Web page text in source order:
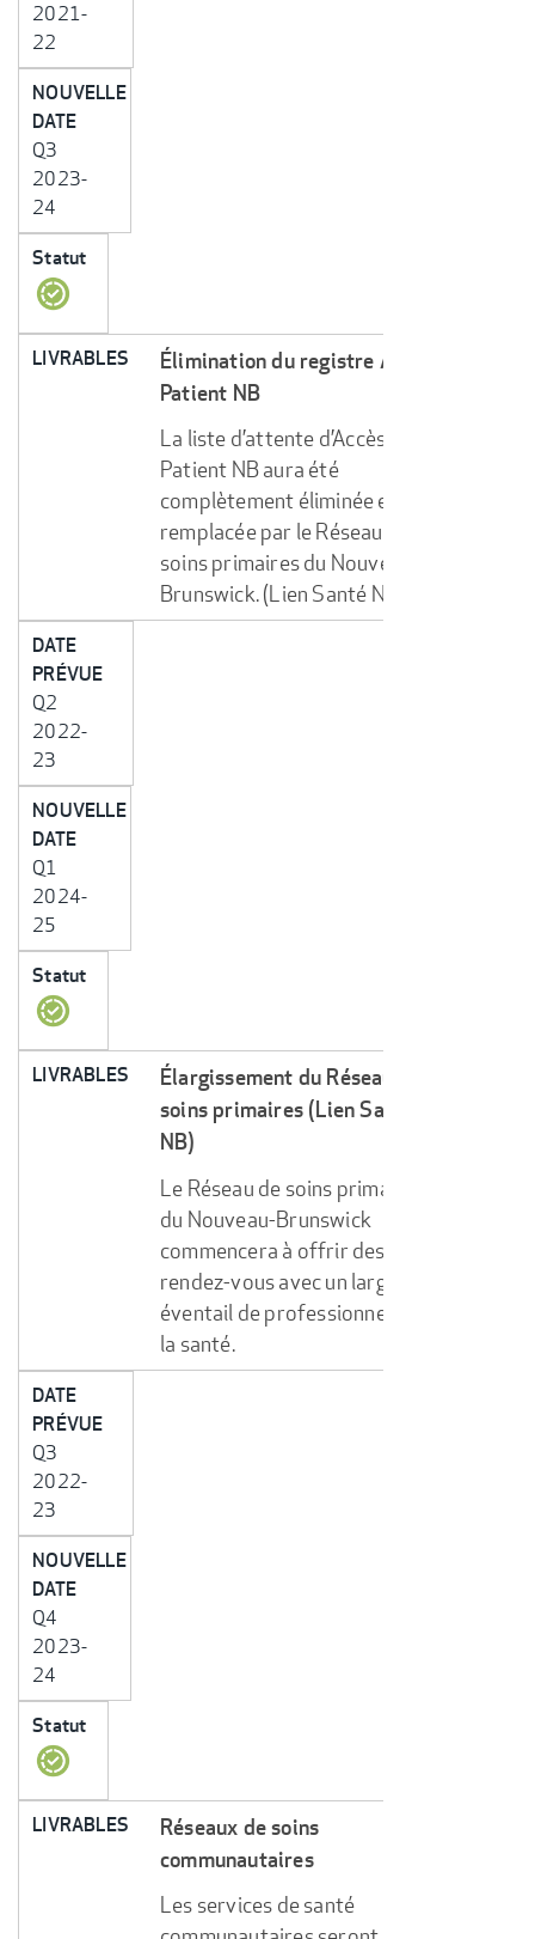
2021-
22
NOUVELLE
DATE
Q3
2023-
24
Statut
LIVRABLES
Élimination du registre Accès
Patient NB
La liste d’attente d’Accès
Patient NB aura été
complètement éliminée et
remplacée par le Réseau de
soins primaires du Nouveau-
Brunswick. (Lien Santé NB)
DATE
PRÉVUE
Q2
2022-
23
NOUVELLE
DATE
Q1
2024-
25
Statut
LIVRABLES
Élargissement du Réseau de
soins primaires (Lien Santé
NB)
Le Réseau de soins primaires
du Nouveau-Brunswick
commencera à offrir des
rendez-vous avec un large
éventail de professionnels de
la santé.
DATE
PRÉVUE
Q3
2022-
23
NOUVELLE
DATE
Q4
2023-
24
Statut
LIVRABLES
Réseaux de soins
communautaires
Les services de santé